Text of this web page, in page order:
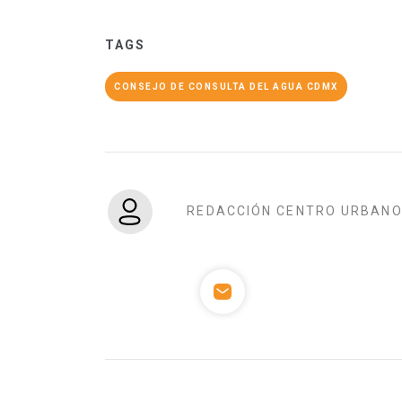
TAGS
CONSEJO DE CONSULTA DEL AGUA CDMX
REDACCIÓN CENTRO URBANO